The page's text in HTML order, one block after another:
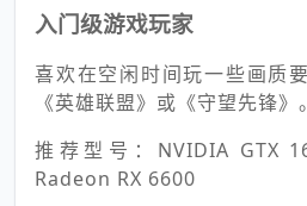
入门级游戏玩家
喜欢在空闲时间玩一些画质
《英雄联盟》或《守望先锋》。
推荐型号：NVIDIA GTX
Radeon RX 6600